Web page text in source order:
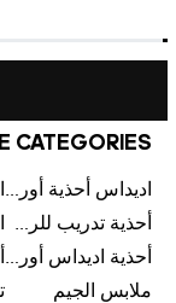
CATEGORIES
اديداس أحذية أورجينالز
أحذية تدريب للرجال
أحذية اديداس أورجينال للنساء
ملابس الجيم